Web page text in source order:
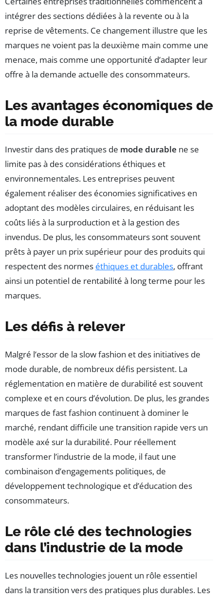
intégrer des sections dédiées à la revente ou à la
reprise de vêtements. Ce changement illustre que les
marques ne voient pas la deuxième main comme une
menace, mais comme une opportunité d’adapter leur
offre à la demande actuelle des consommateurs.
Les avantages économiques de
la mode durable
Investir dans des pratiques de mode durable ne se
limite pas à des considérations éthiques et
environnementales. Les entreprises peuvent
également réaliser des économies significatives en
adoptant des modèles circulaires, en réduisant les
coûts liés à la surproduction et à la gestion des
invendus. De plus, les consommateurs sont souvent
prêts à payer un prix supérieur pour des produits qui
respectent des normes éthiques et durables, offrant
ainsi un potentiel de rentabilité à long terme pour les
marques.
Les défis à relever
Malgré l’essor de la slow fashion et des initiatives de
mode durable, de nombreux défis persistent. La
réglementation en matière de durabilité est souvent
complexe et en cours d’évolution. De plus, les grandes
marques de fast fashion continuent à dominer le
marché, rendant difficile une transition rapide vers un
modèle axé sur la durabilité. Pour réellement
transformer l’industrie de la mode, il faut une
combinaison d’engagements politiques, de
développement technologique et d’éducation des
consommateurs.
Le rôle clé des technologies
dans l’industrie de la mode
Les nouvelles technologies jouent un rôle essentiel
dans la transition vers des pratiques plus durables. Les